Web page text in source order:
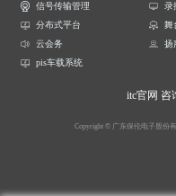
信号传输管理
录
分布式平台
舞
云会务
扬
pis车载系统
itc官网 咨
Copyright © 广东保伦电子股份